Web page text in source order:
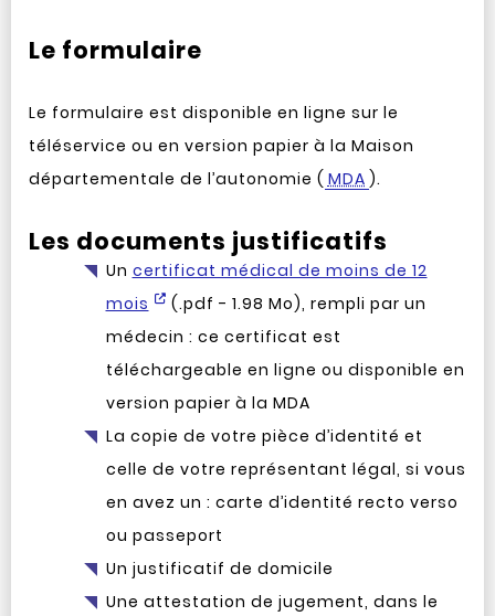
Le formulaire
Le formulaire est disponible en ligne sur le
téléservice ou en version papier à la Maison
départementale de l’autonomie ( MDA ).
Les documents justificatifs
Un certificat médical de moins de 12
mois
(.pdf - 1.98 Mo), rempli par un
médecin : ce certificat est
téléchargeable en ligne ou disponible en
version papier à la MDA
La copie de votre pièce d’identité et
celle de votre représentant légal, si vous
en avez un : carte d’identité recto verso
ou passeport
Un justificatif de domicile
Une attestation de jugement, dans le